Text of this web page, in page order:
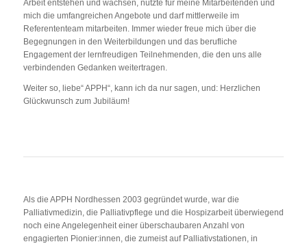
Arbeit entstehen und wachsen, nutzte für meine Mitarbeitenden und
mich die umfangreichen Angebote und darf mittlerweile im
Referententeam mitarbeiten. Immer wieder freue mich über die
Begegnungen in den Weiterbildungen und das berufliche
Engagement der lernfreudigen Teilnehmenden, die den uns alle
verbindenden Gedanken weitertragen.
Weiter so, liebe“ APPH“, kann ich da nur sagen, und: Herzlichen
Glückwunsch zum Jubiläum!
Als die APPH Nordhessen 2003 gegründet wurde, war die
Palliativmedizin, die Palliativpflege und die Hospizarbeit überwiegend
noch eine Angelegenheit einer überschaubaren Anzahl von
engagierten Pionier:innen, die zumeist auf Palliativstationen, in